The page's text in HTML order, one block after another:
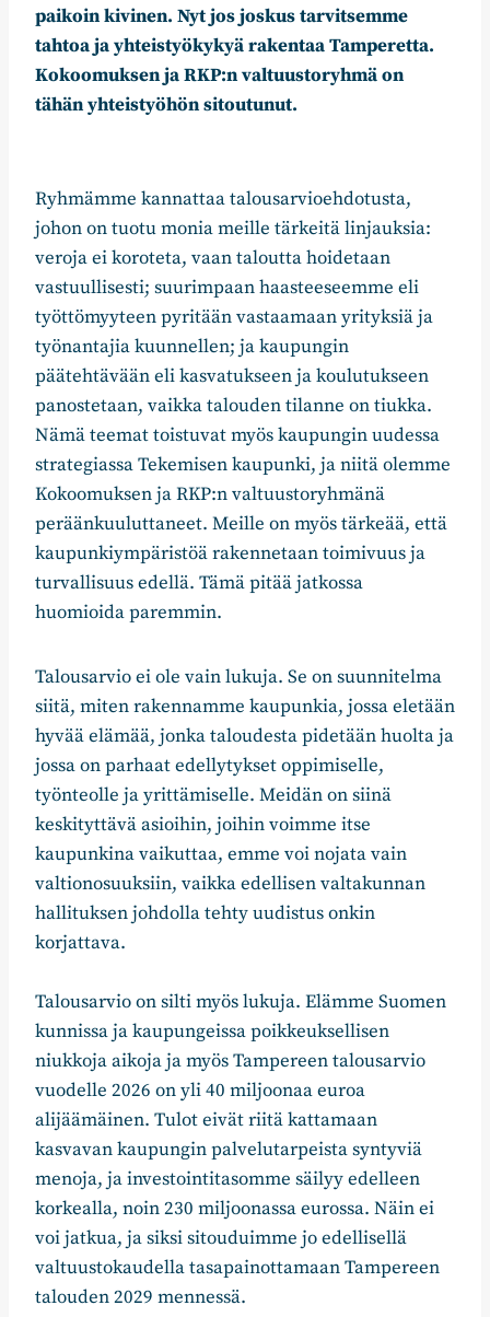
paikoin kivinen. Nyt jos joskus tarvitsemme
tahtoa ja yhteistyökykyä rakentaa Tamperetta.
Kokoomuksen ja RKP:n valtuustoryhmä on
tähän yhteistyöhön sitoutunut.
Ryhmämme kannattaa talousarvioehdotusta,
johon on tuotu monia meille tärkeitä linjauksia:
veroja ei koroteta, vaan taloutta hoidetaan
vastuullisesti; suurimpaan haasteeseemme eli
työttömyyteen pyritään vastaamaan yrityksiä ja
työnantajia kuunnellen; ja kaupungin
päätehtävään eli kasvatukseen ja koulutukseen
panostetaan, vaikka talouden tilanne on tiukka.
Nämä teemat toistuvat myös kaupungin uudessa
strategiassa Tekemisen kaupunki, ja niitä olemme
Kokoomuksen ja RKP:n valtuustoryhmänä
peräänkuuluttaneet. Meille on myös tärkeää, että
kaupunkiympäristöä rakennetaan toimivuus ja
turvallisuus edellä. Tämä pitää jatkossa
huomioida paremmin.
Talousarvio ei ole vain lukuja. Se on suunnitelma
siitä, miten rakennamme kaupunkia, jossa eletään
hyvää elämää, jonka taloudesta pidetään huolta ja
jossa on parhaat edellytykset oppimiselle,
työnteolle ja yrittämiselle. Meidän on siinä
keskityttävä asioihin, joihin voimme itse
kaupunkina vaikuttaa, emme voi nojata vain
valtionosuuksiin, vaikka edellisen valtakunnan
hallituksen johdolla tehty uudistus onkin
korjattava.
Talousarvio on silti myös lukuja. Elämme Suomen
kunnissa ja kaupungeissa poikkeuksellisen
niukkoja aikoja ja myös Tampereen talousarvio
vuodelle 2026 on yli 40 miljoonaa euroa
alijäämäinen. Tulot eivät riitä kattamaan
kasvavan kaupungin palvelutarpeista syntyviä
menoja, ja investointitasomme säilyy edelleen
korkealla, noin 230 miljoonassa eurossa. Näin ei
voi jatkua, ja siksi sitouduimme jo edellisellä
valtuustokaudella tasapainottamaan Tampereen
talouden 2029 mennessä.